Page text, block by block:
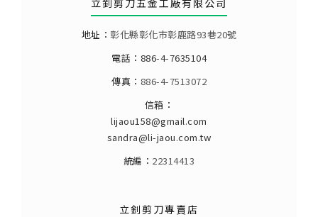
立釗剪刀五金工廠有限公司
地址： 彰化縣彰化市彰鹿路93巷20號
電話： 886-4-7635104
傳真： 886-4-7513072
信箱：
lijaou158@gmail.com
sandra@li-jaou.com.tw
統編： 22314413
立釗剪刀專賣店